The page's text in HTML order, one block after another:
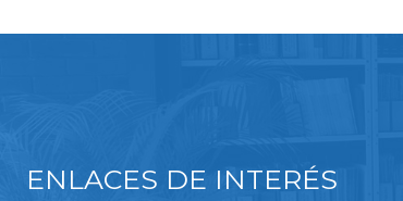
ENLACES DE INTERÉS